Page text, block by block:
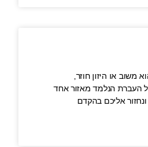
משוב או היזון חוזר,
העברת הנלמד מאזור אחד
אליכם בהקדם